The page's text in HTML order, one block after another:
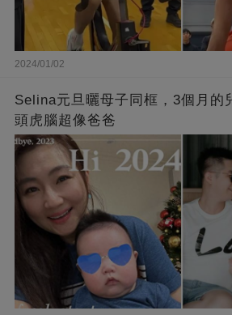
2024/01/02
Selina元旦曬母子同框，3個月的
頭虎腦超像爸爸